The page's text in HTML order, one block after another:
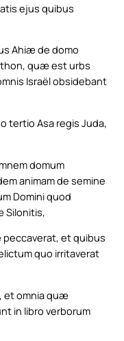
ejus quibus
Ahiæ de domo
quæ est urbs
Israël obsidebant
tertio Asa regis Juda,
domum
animam de semine
Domini quod
Silonitis,
et quibus
quo irritaverat
et omnia quæ
in libro verborum